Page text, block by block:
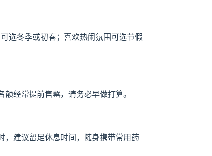
选冬季或初春；喜欢热闹氛围可选节假
经常提前售罄，请务必早做打算。
，建议留足休息时间，随身携带常用药